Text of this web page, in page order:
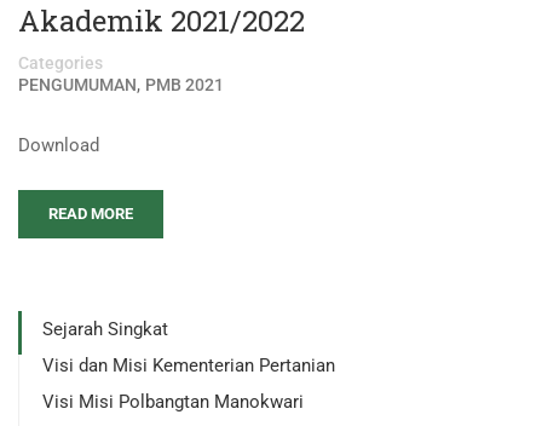
Akademik 2021/2022
Categories
PENGUMUMAN, PMB 2021
Download
READ MORE
Sejarah Singkat
Visi dan Misi Kementerian Pertanian
Visi Misi Polbangtan Manokwari